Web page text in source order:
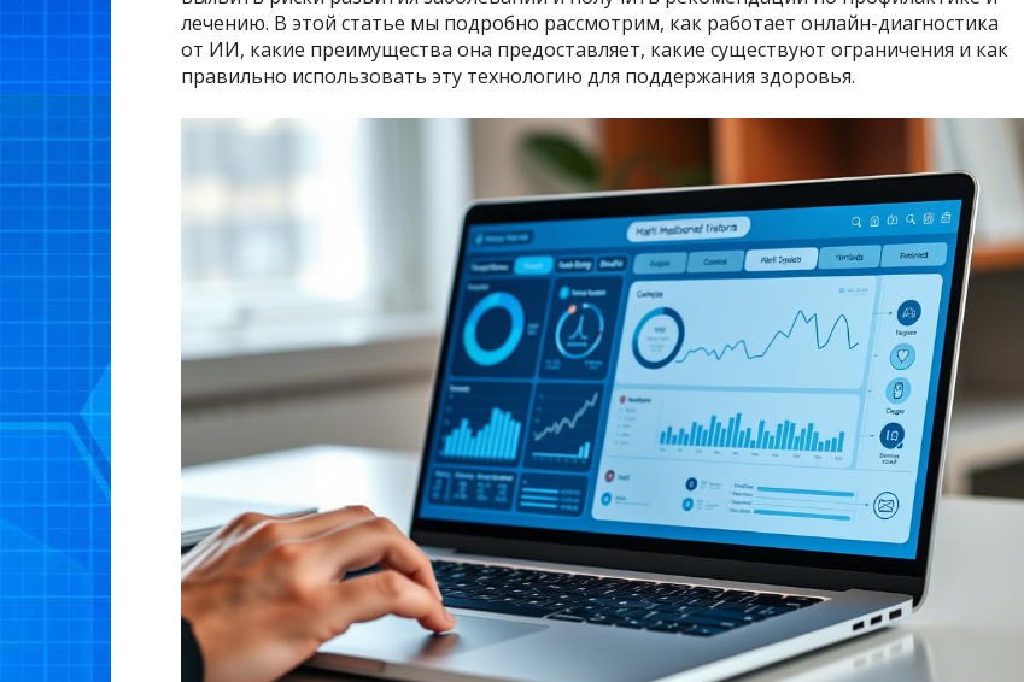
лечению. В этой статье мы подробно рассмотрим, как работает онлайн-диагностика
от ИИ, какие преимущества она предоставляет, какие существуют ограничения и как
правильно использовать эту технологию для поддержания здоровья.